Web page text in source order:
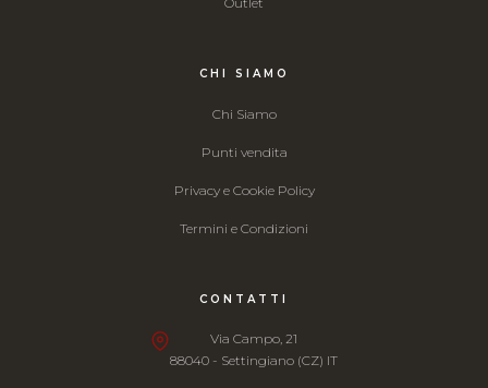
CHI SIAMO
Chi Siamo
Punti vendita
Privacy e Cookie Policy
Termini e Condizioni
CONTATTI
Via Campo, 21
88040 - Settingiano (CZ) IT